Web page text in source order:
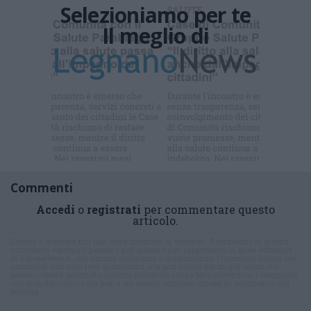
Selezioniamo per te
Il meglio di
Commenti
Accedi o registrati per commentare questo
articolo.